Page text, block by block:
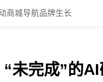
商城导航品牌生长
未完成”的